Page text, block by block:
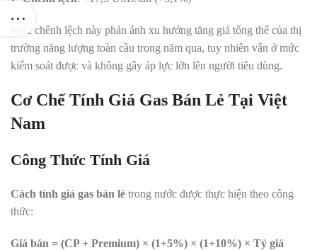
Mức chênh lệch này phản ánh xu hướng tăng giá tổng thể của thị
trường năng lượng toàn cầu trong năm qua, tuy nhiên vẫn ở mức
kiểm soát được và không gây áp lực lớn lên người tiêu dùng.
Cơ Chế Tính Giá Gas Bán Lẻ Tại Việt
Nam
Công Thức Tính Giá
Cách tính giá gas bán lẻ trong nước được thực hiện theo công
thức:
Giá bán = (CP + Premium) × (1+5%) × (1+10%) × Tỷ giá